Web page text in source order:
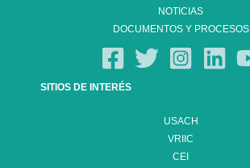
NOTICIAS
DOCUMENTOS Y PROCESOS
SITIOS DE INTERÉS
USACH
VRIIC
CEI